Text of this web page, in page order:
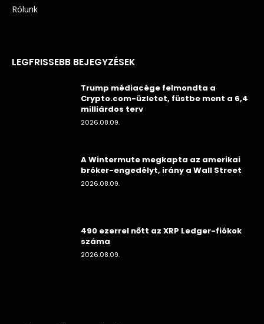
Rólunk
LEGFRISSEBB BEJEGYZÉSEK
Trump médiacége felmondta a
Crypto.com-üzletet, füstbe ment a 6,4
milliárdos terv
2026.08.09.
A Wintermute megkapta az amerikai
bróker-engedélyt, irány a Wall Street
2026.08.09.
490 ezerrel nőtt az XRP Ledger-fiókok
száma
2026.08.09.